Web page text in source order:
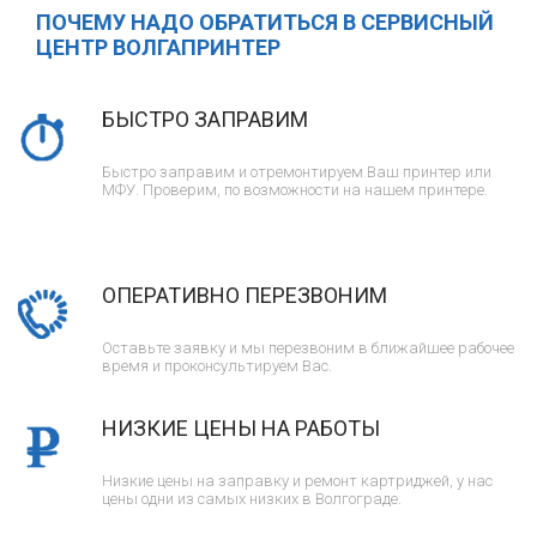
ПОЧЕМУ НАДО ОБРАТИТЬСЯ В СЕРВИСНЫЙ
ЦЕНТР ВОЛГАПРИНТЕР
БЫСТРО ЗАПРАВИМ
Быстро заправим и отремонтируем Ваш принтер или
МФУ. Проверим, по возможности на нашем принтере.
ОПЕРАТИВНО ПЕРЕЗВОНИМ
Оставьте заявку и мы перезвоним в ближайшее рабочее
время и проконсультируем Вас.
НИЗКИЕ ЦЕНЫ НА РАБОТЫ
Низкие цены на заправку и ремонт картриджей, у нас
цены одни из самых низких в Волгограде.